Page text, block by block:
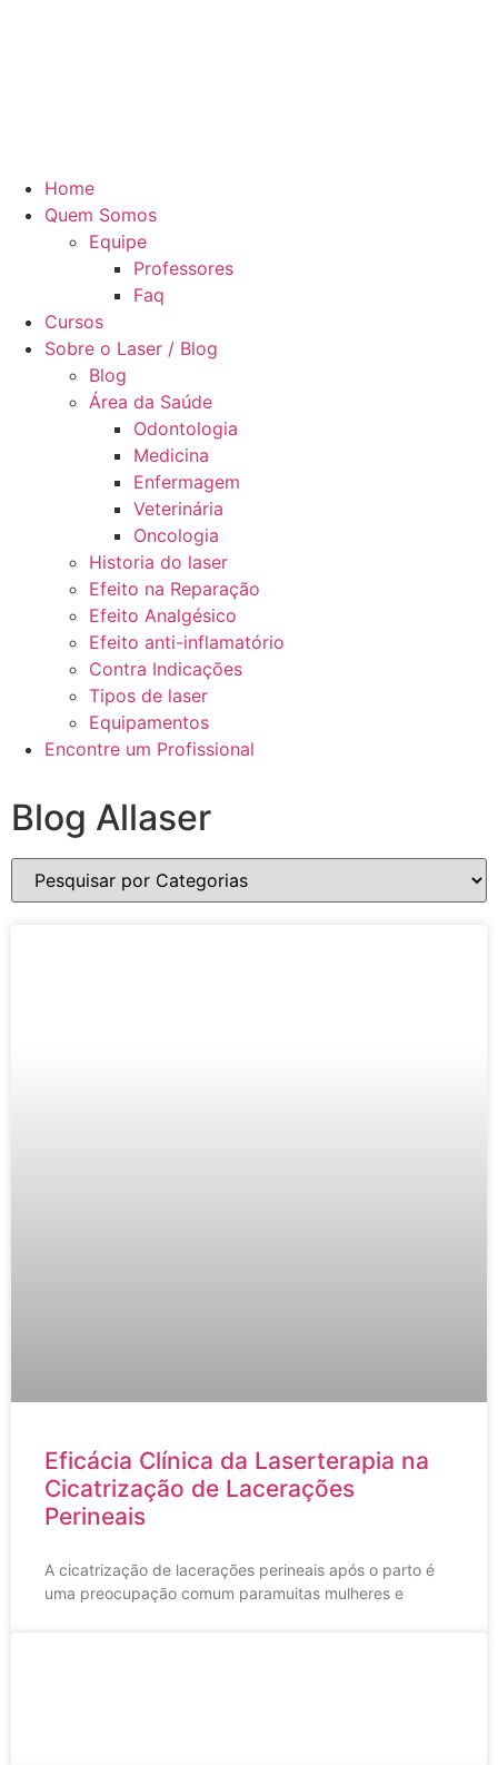
Home
Quem Somos
Equipe
Professores
Faq
Cursos
Sobre o Laser / Blog
Blog
Área da Saúde
Odontologia
Medicina
Enfermagem
Veterinária
Oncologia
Historia do laser
Efeito na Reparação
Efeito Analgésico
Efeito anti-inflamatório
Contra Indicações
Tipos de laser
Equipamentos
Encontre um Profissional
Blog Allaser
Eficácia Clínica da Laserterapia na
Cicatrização de Lacerações
Perineais
A cicatrização de lacerações perineais após o parto é
uma preocupação comum paramuitas mulheres e